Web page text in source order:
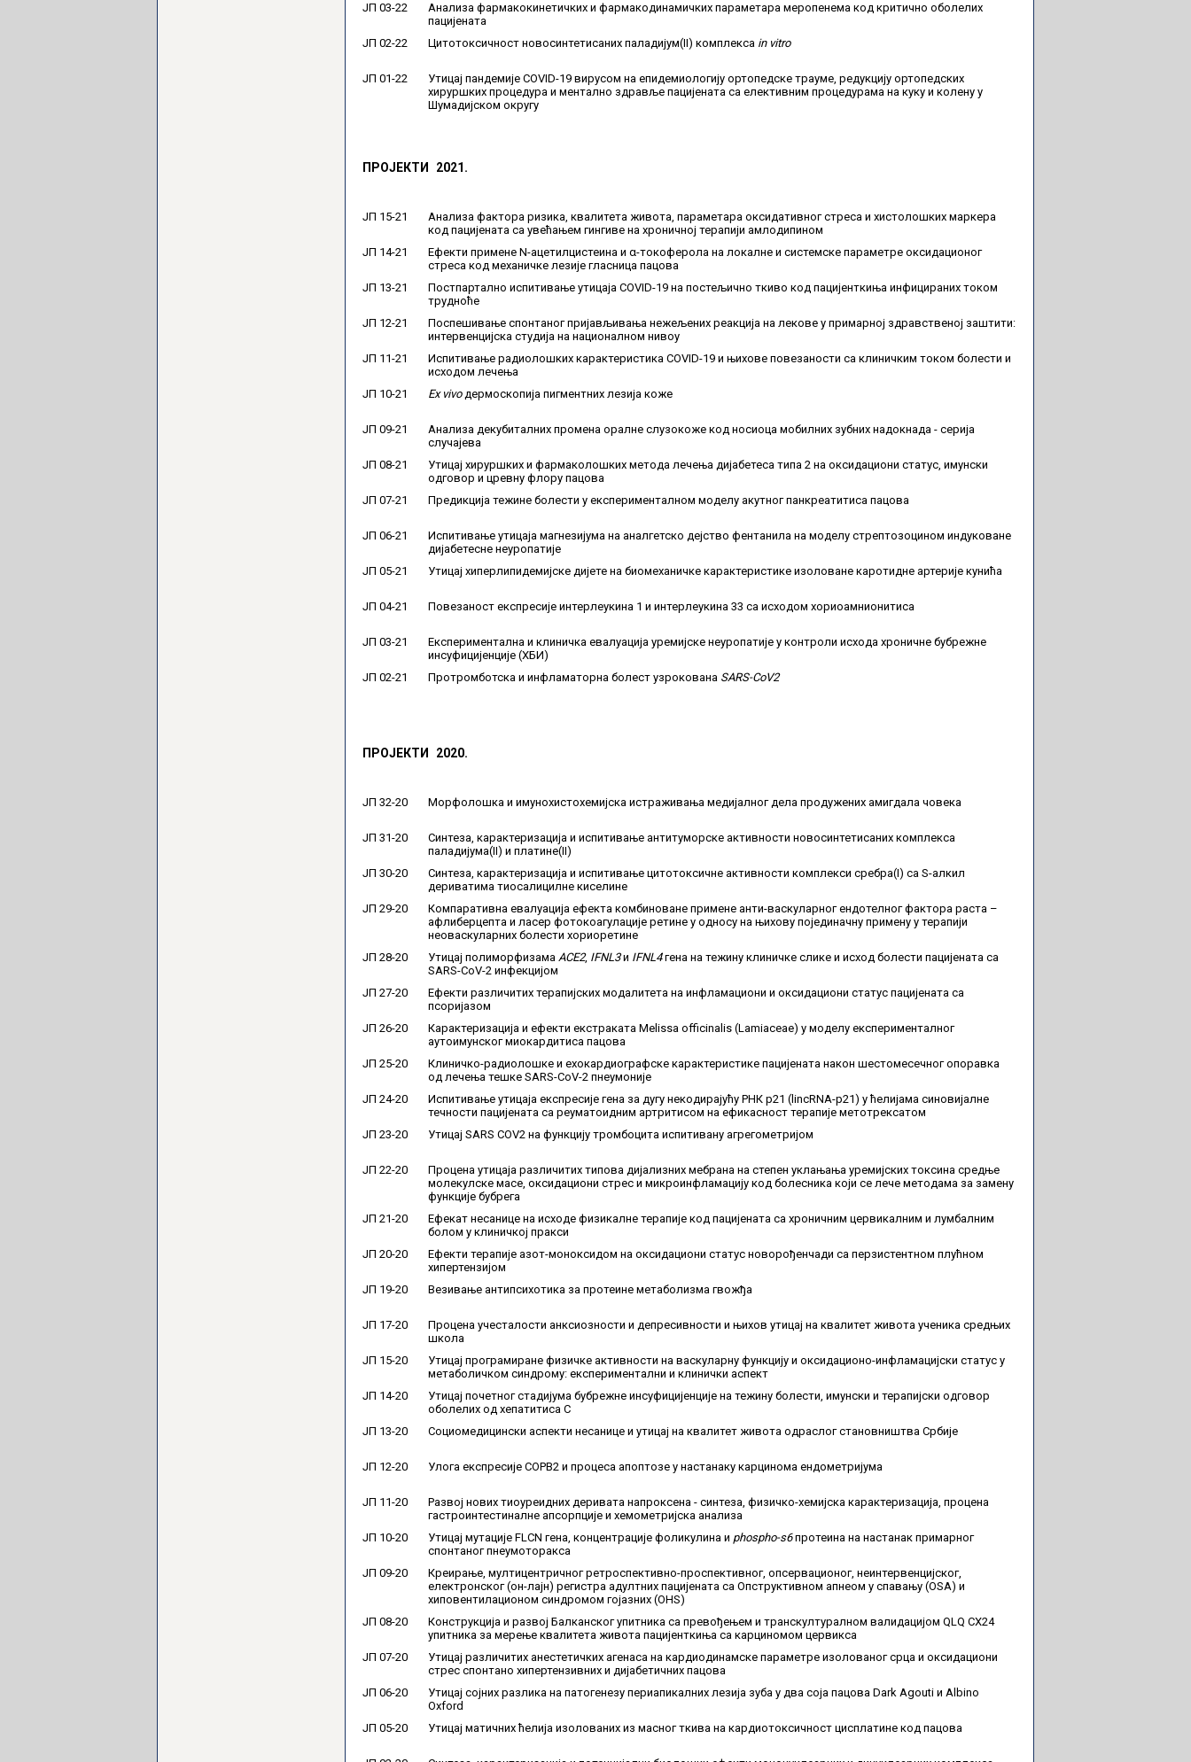
ЈП 03-22
Анализа фармакокинетичких и фармакодинамичких параметара меропенема код критично оболелих
пацијената
ЈП 02-22
Цитотоксичност новосинтетисаних паладијум(II) комплекса in vitro
ЈП 01-22
Утицај пандемије COVID-19 вирусом на епидемиологију ортопедске трауме, редукцију ортопедских
хируршких процедура и ментално здравље пацијената са елективним процедурама на куку и колену у
Шумадијском округу
ПРОЈЕКТИ 2021.
ЈП 15-21
Анализа фактора ризика, квалитета живота, параметара оксидативног стреса и хистолошких маркера
код пацијената са увећањем гингиве на хроничној терапији амлодипином
ЈП 14-21
Ефекти примене N-ацетилцистеина и α-токоферола на локалне и системске параметре оксидационог
стреса код механичке лезије гласница пацова
ЈП 13-21
Постпартално испитивање утицаја COVID-19 на постељично ткиво код пацијенткиња инфицираних током
трудноће
ЈП 12-21
Поспешивање спонтаног пријављивања нежељених реакција на лекове у примарној здравственој заштити:
интервенцијска студија на националном нивоу
ЈП 11-21
Испитивање радиолошких карактеристика COVID-19 и њихове повезаности са клиничким током болести и
исходом лечења
ЈП 10-21
Ex vivoдермоскопија пигментних лезија коже
ЈП 09-21
Анализа декубиталних промена оралне слузокоже код носиоца мобилних зубних надокнада - серија
случајева
ЈП 08-21
Утицај хируршких и фармаколошких метода лечења дијабетеса типа 2 на оксидациони статус, имунски
одговор и цревну флору пацова
ЈП 07-21
Предикција тежине болести у експерименталном моделу акутног панкреатитиса пацова
ЈП 06-21
Испитивање утицаја магнезијума на аналгетско дејство фентанила на моделу стрептозоцином индуковане
дијабетесне неуропатије
ЈП 05-21
Утицај хиперлипидемијске дијете на биомеханичке карактеристике изоловане каротидне артерије кунића
ЈП 04-21 Повезаност експресије интерлеукина 1 и интерлеукина 33 са исходом хориоамнионитиса
ЈП 03-21
Експериментална и клиничка евалуација уремијске неуропатије у контроли исхода хроничне бубрежне
инсуфицијенције (ХБИ)
ЈП 02-21
Протромботска и инфламаторна болест узрокованa SARS-CoV2
ПРОЈЕКТИ 2020.
ЈП 32-20 Морфолошка и имунохистохемијска истраживања медијалног дела продужених амигдала човека
ЈП 31-20
Синтеза, карактеризација и испитивање антитуморске активности новосинтетисаних комплекса
паладијума(II) и платине(II)
ЈП 30-20
Синтеза, карактеризација и испитивање цитотоксичне активности комплекси сребра(I) са S-алкил
дериватима тиосалицилне киселине
ЈП 29-20
Компаративна евалуација ефекта комбиноване примене анти-васкуларног ендотелног фактора раста –
афлиберцепта и ласер фотокоагулације ретине у односу на њихову појединачну примену у терапији
неоваскуларних болести хориоретине
ЈП 28-20
Утицај полиморфизамаACE2, IFNL3и IFNL4гена на тежину клиничке слике и исход болести пацијената са
SARS-CoV-2 инфекцијом
ЈП 27-20
Ефекти различитих терапијских модалитета на инфламациони и оксидациони статус пацијената са
псоријазом
ЈП 26-20
Карактеризација и ефекти екстраката Melissa officinalis (Lamiaceae) у моделу експерименталног
аутоимунског миокардитиса пацова
ЈП 25-20
Клиничко-радиолошке и ехокардиографске карактеристике пацијената након шестомесечног опоравка
од лечења тешке SARS-CoV-2 пнеумоније
ЈП 24-20
Испитивање утицаја експресије гена за дугу некодирајућу РНК p21 (lincRNA-p21) у ћелијама синовијалне
течности пацијената са реуматоидним артритисом на ефикасност терапије метотрексатом
ЈП 23-20
Утицај SARS COV2 на функцију тромбоцита испитивану агрегометријом
ЈП 22-20
Процена утицаја различитих типова дијализних мебрана на степен уклањања уремијских токсина средње
молекулске масе, оксидациони стрес и микроинфламацију код болесника који се лече методама за замену
функције бубрега
ЈП 21-20
Ефекат несанице на исходе физикалне терапије код пацијената са хроничним цервикалним и лумбалним
болом у клиничкој пракси
ЈП 20-20
Ефекти терапије азот-моноксидом на оксидациони статус новорођенчади са перзистентном плућном
хипертензијом
ЈП 19-20
Везивање антипсихотика за протеине метаболизма гвожђа
ЈП 17-20
Процена учесталости анксиозности и депресивности и њихов утицај на квалитет живота ученика средњих
школа
ЈП 15-20
Утицај програмиране физичке активности на васкуларну функцију и оксидационо-инфламацијски статус у
метаболичком синдрому: експериментални и клинички аспект
ЈП 14-20
Утицај почетног стадијума бубрежне инсуфицијенције на тежину болести, имунски и терапијски одговор
оболелих од хепатитиса С
ЈП 13-20
Социомедицински аспекти несанице и утицај на квалитет живота одраслог становништва Србије
ЈП 12-20 Улога експресије COPB2 и процеса апоптозе у настанаку карцинома ендометријума
ЈП 11-20
Развој нових тиоуреидних деривата напроксена - синтеза, физичко-хемијска карактеризација, процена
гастроинтестиналне апсорпције и хемометријска анализа
ЈП 10-20
Утицај мутације FLCN гена, концентрације фоликулина и phospho-s6протеина на настанак примарног
спонтаног пнеумоторакса
ЈП 09-20
Креирање, мултицентричног ретроспективно-проспективног, опсервационог, неинтервенцијског,
електронског (он-лајн) регистра адултних пацијената са Опструктивном апнеом у спавању (OSA) и
хиповентилационом синдромом гојазних (OHS)
ЈП 08-20
Конструкција и развој Балканског упитника са превођењем и транскултуралном валидацијом QLQ CX24
упитника за мерење квалитета живота пацијенткиња са карциномом цервикса
ЈП 07-20
Утицај различитих анестетичких агенаса на кардиодинамске параметре изолованог срца и оксидациони
стрес спонтано хипертензивних и дијабетичних пацова
ЈП 06-20
Утицај сојних разлика на патогенезу периапикалних лезија зуба у два соја пацова Dark Agouti и Albino
Oxford
ЈП 05-20
Утицај матичних ћелија изолованих из масног ткива на кардиотоксичност цисплатине код пацова